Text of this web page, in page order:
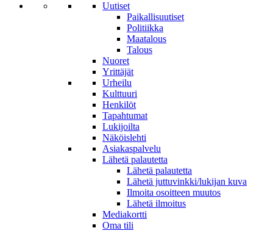
Uutiset
Paikallisuutiset
Politiikka
Maatalous
Talous
Nuoret
Yrittäjät
Urheilu
Kulttuuri
Henkilöt
Tapahtumat
Lukijoilta
Näköislehti
Asiakaspalvelu
Lähetä palautetta
Lähetä palautetta
Lähetä juttuvinkki/lukijan kuva
Ilmoita osoitteen muutos
Lähetä ilmoitus
Mediakortti
Oma tili